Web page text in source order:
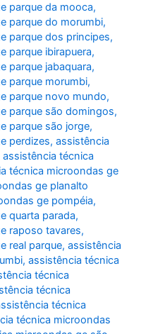
parque da mooca,
parque do morumbi,
parque dos principes,
parque ibirapuera,
parque jabaquara,
parque morumbi,
parque novo mundo,
parque são domingos,
parque são jorge,
perdizes,assistência
assistência técnica
técnica microondas ge
ge planalto
ge pompéia,
quarta parada,
raposo tavares,
real parque,assistência
,assistência técnica
técnica
técnica
técnica
técnica microondas